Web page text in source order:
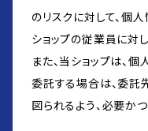
のリスクに対して、個
ショップの従業員に対
また、当ショップは、
委託する場合は、委託
図られるよう、必要か